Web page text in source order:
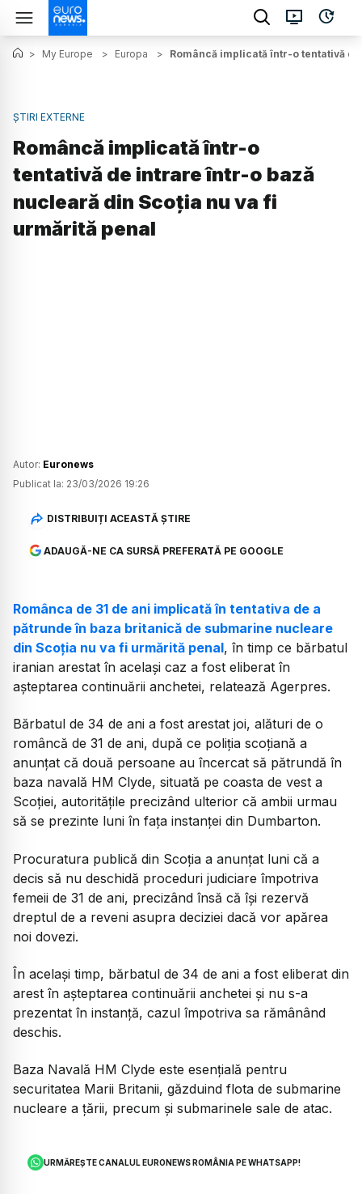
> My Europe > Europa > Româncă implicată într-o tentativă
ȘTIRI EXTERNE
Româncă implicată într-o
tentativă de intrare într-o bază
nucleară din Scoția nu va fi
urmărită penal
Autor: Euronews
Publicat la: 23/03/2026 19:26
DISTRIBUIȚI ACEASTĂ ȘTIRE
ADAUGĂ-NE CA SURSĂ PREFERATĂ PE GOOGLE
Românca de 31 de ani implicată în tentativa de a
pătrunde în baza britanică de submarine nucleare
din Scoția nu va fi urmărită penal, în timp ce bărbatul
iranian arestat în același caz a fost eliberat în
așteptarea continuării anchetei, relatează Agerpres.
Bărbatul de 34 de ani a fost arestat joi, alături de o
româncă de 31 de ani, după ce poliția scoțiană a
anunțat că două persoane au încercat să pătrundă în
baza navală HM Clyde, situată pe coasta de vest a
Scoției, autoritățile precizând ulterior că ambii urmau
să se prezinte luni în fața instanței din Dumbarton.
Procuratura publică din Scoția a anunțat luni că a
decis să nu deschidă proceduri judiciare împotriva
femeii de 31 de ani, precizând însă că își rezervă
dreptul de a reveni asupra deciziei dacă vor apărea
noi dovezi.
În același timp, bărbatul de 34 de ani a fost eliberat din
arest în așteptarea continuării anchetei și nu s-a
prezentat în instanță, cazul împotriva sa rămânând
deschis.
Baza Navală HM Clyde este esențială pentru
securitatea Marii Britanii, găzduind flota de submarine
nucleare a țării, precum și submarinele sale de atac.
URMĂREȘTE CANALUL EURONEWS ROMÂNIA PE WHATSAPP!